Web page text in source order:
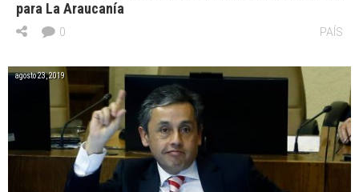
para La Araucanía
PAÍS
0
agosto 23, 2019